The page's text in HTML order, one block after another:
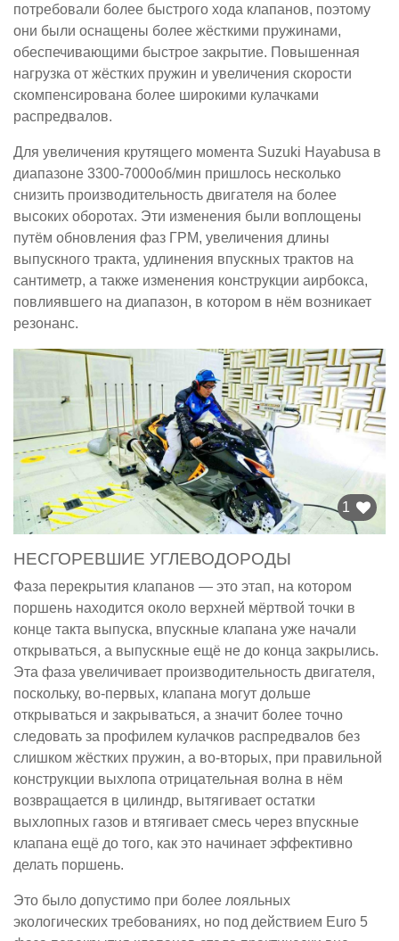
потребовали более быстрого хода клапанов, поэтому
они были оснащены более жёсткими пружинами,
обеспечивающими быстрое закрытие. Повышенная
нагрузка от жёстких пружин и увеличения скорости
скомпенсирована более широкими кулачками
распредвалов.
Для увеличения крутящего момента Suzuki Hayabusa в
диапазоне 3300-7000об/мин пришлось несколько
снизить производительность двигателя на более
высоких оборотах. Эти изменения были воплощены
путём обновления фаз ГРМ, увеличения длины
выпускного тракта, удлинения впускных трактов на
сантиметр, а также изменения конструкции аирбокса,
повлиявшего на диапазон, в котором в нём возникает
резонанс.
1
НЕСГОРЕВШИЕ УГЛЕВОДОРОДЫ
Фаза перекрытия клапанов — это этап, на котором
поршень находится около верхней мёртвой точки в
конце такта выпуска, впускные клапана уже начали
открываться, а выпускные ещё не до конца закрылись.
Эта фаза увеличивает производительность двигателя,
поскольку, во-первых, клапана могут дольше
открываться и закрываться, а значит более точно
следовать за профилем кулачков распредвалов без
слишком жёстких пружин, а во-вторых, при правильной
конструкции выхлопа отрицательная волна в нём
возвращается в цилиндр, вытягивает остатки
выхлопных газов и втягивает смесь через впускные
клапана ещё до того, как это начинает эффективно
делать поршень.
Это было допустимо при более лояльных
экологических требованиях, но под действием Euro 5